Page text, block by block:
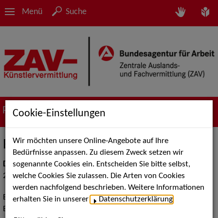
Menü Suche
Portfolio
Einwilligungserklärung
Datum
25.07.2025
Einwilligungserklärung der ZAV-Künstlervermittlung zur
Einräumung von Nutzungsrechten (EWE).
Cookie-Einstellungen
Wir möchten unsere Online-Angebote auf Ihre
Bedürfnisse anpassen. Zu diesem Zweck setzen wir
sogenannte Cookies ein. Entscheiden Sie bitte selbst,
welche Cookies Sie zulassen. Die Arten von Cookies
werden nachfolgend beschrieben. Weitere Informationen
erhalten Sie in unserer
Datenschutzerklärung